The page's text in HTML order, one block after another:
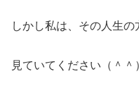
しかし私は、その人生の
見ていてください（＾＾